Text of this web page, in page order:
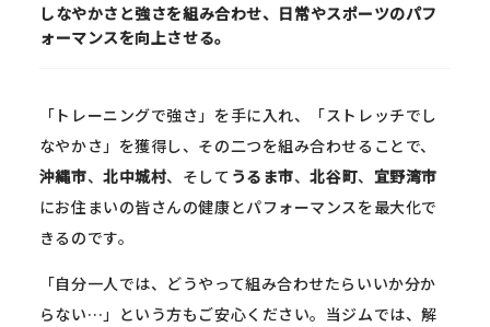
しなやかさと強さを組み合わせ、日常やスポーツのパフ
ォーマンスを向上させる。
「トレーニングで強さ」を手に入れ、「ストレッチでし
なやかさ」を獲得し、その二つを組み合わせることで、
沖縄市、北中城村、そして うるま市、北谷町、 宜野湾市
にお住まいの皆さんの健康とパフォーマンスを最大化で
きるのです。
「自分一人では、どうやって組み合わせたらいいか分か
らない…」という方もご安心ください。当ジムでは、解